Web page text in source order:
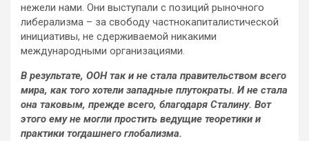
нежели нами. Они выступали с позиций рыночного
либерализма – за свободу частнокапиталистической
инициативы, не сдерживаемой никакими
международными организациями.
В результате, ООН так и не стала правительством всего
мира, как того хотели западные плутократы. И не стала
она таковым, прежде всего, благодаря Сталину. Вот
этого ему не могли простить ведущие теоретики и
практики тогдашнего глобализма.